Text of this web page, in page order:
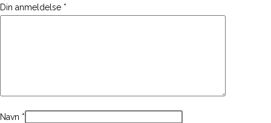
Din anmeldelse *
Navn *